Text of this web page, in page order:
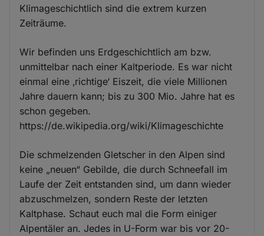
Klimageschichtlich sind die extrem kurzen
Zeiträume.
Wir befinden uns Erdgeschichtlich am bzw.
unmittelbar nach einer Kaltperiode. Es war nicht
einmal eine ‚richtige‘ Eiszeit, die viele Millionen
Jahre dauern kann; bis zu 300 Mio. Jahre hat es
schon gegeben.
https://de.wikipedia.org/wiki/Klimageschichte
Die schmelzenden Gletscher in den Alpen sind
keine „neuen“ Gebilde, die durch Schneefall im
Laufe der Zeit entstanden sind, um dann wieder
abzuschmelzen, sondern Reste der letzten
Kaltphase. Schaut euch mal die Form einiger
Alpentäler an. Jedes in U-Form war bis vor 20-